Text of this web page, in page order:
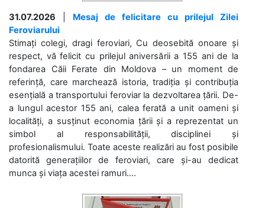
31.07.2026
Mesaj de felicitare cu prilejul Zilei
Feroviarului
Stimați colegi, dragi feroviari, Cu deosebită onoare și
respect, vă felicit cu prilejul aniversării a 155 ani de la
fondarea Căii Ferate din Moldova – un moment de
referință, care marchează istoria, tradiția și contribuția
esențială a transportului feroviar la dezvoltarea țării. De-
a lungul acestor 155 ani, calea ferată a unit oameni și
localități, a susținut economia țării și a reprezentat un
simbol al responsabilității, disciplinei și
profesionalismului. Toate aceste realizări au fost posibile
datorită generațiilor de feroviari, care și-au dedicat
munca și viața acestei ramuri....